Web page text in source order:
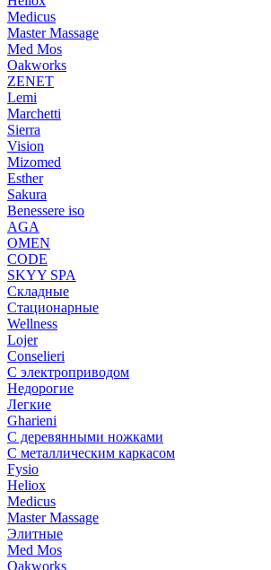
Medicus
Master Massage
Med Mos
Oakworks
ZENET
Lemi
Marchetti
Sierra
Vision
Mizomed
Esther
Sakura
Benessere iso
AGA
OMEN
CODE
SKYY SPA
Складные
Стационарные
Wellness
Lojer
Conselieri
С электроприводом
Недорогие
Легкие
Gharieni
С деревянными ножками
С металлическим каркасом
Fysio
Heliox
Medicus
Master Massage
Элитные
Med Mos
Oakworks